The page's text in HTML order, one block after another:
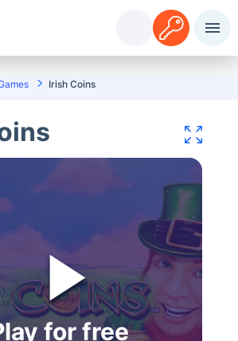
SisselogimineRegistreerimine
Irish Coins
for free